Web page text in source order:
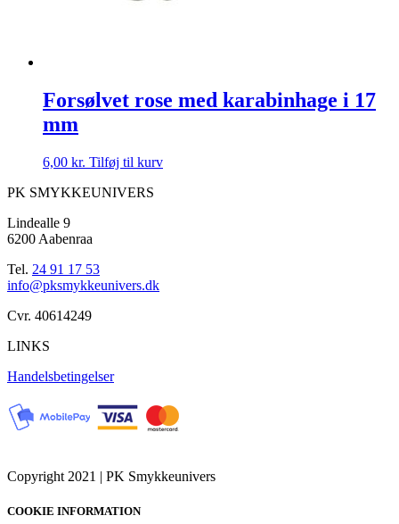
Forsølvet rose med karabinhage i 17
mm
6,00 kr. Tilføj til kurv
PK SMYKKEUNIVERS
Lindealle 9
6200 Aabenraa
Tel. 24 91 17 53
info@pksmykkeunivers.dk
Cvr. 40614249
LINKS
Handelsbetingelser
Copyright 2021 | PK Smykkeunivers
COOKIE INFORMATION